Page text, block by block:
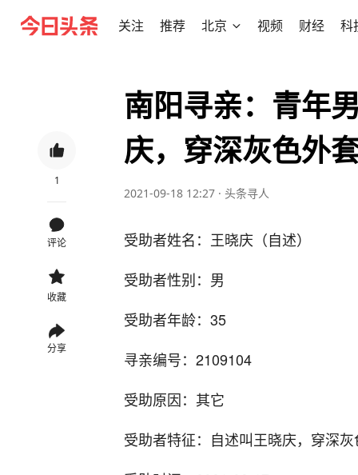
关注 推荐 北京 视频 财经 科
1
评论
收藏
分享
南阳寻亲：青年
庆，穿深灰色外
2021-09-18 12:27 · 头条寻人
受助者姓名：王晓庆（自述）
受助者性别：男
受助者年龄：35
寻亲编号：2109104
受助原因：其它
受助者特征：自述叫王晓庆，穿深